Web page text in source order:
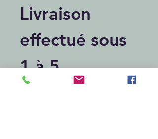
Livraison
effectué sous
1 à 5